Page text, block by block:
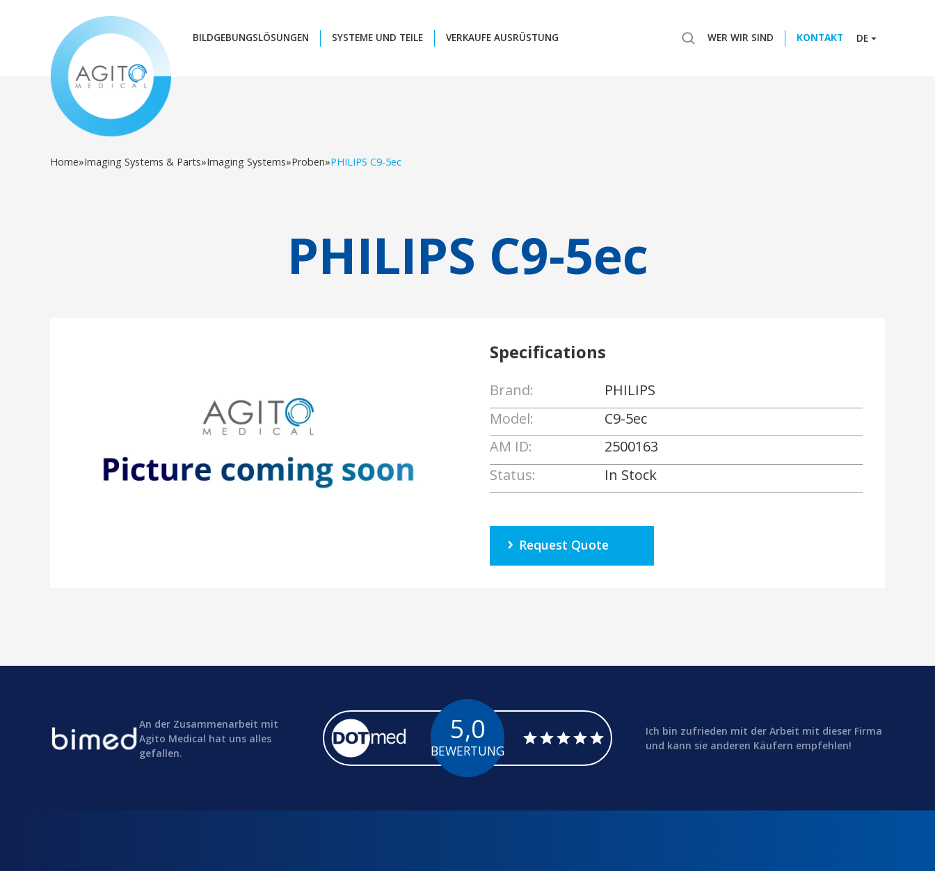
BILDGEBUNGSLÖSUNGEN SYSTEME UND TEILE VERKAUFE AUSRÜSTUNG WER WIR SIND KONTAKT DE
Home»Imaging Systems & Parts»Imaging Systems»Proben»PHILIPS C9-5ec
PHILIPS C9-5ec
Specifications
Brand:
PHILIPS
Model:
C9-5ec
AM ID:
2500163
Status:
In Stock
Request Quote
An der Zusammenarbeit mit
Agito Medical hat uns alles
gefallen.
5,0
BEWERTUNG
Ich bin zufrieden mit der Arbeit mit dieser Firma
und kann sie anderen Käufern empfehlen!